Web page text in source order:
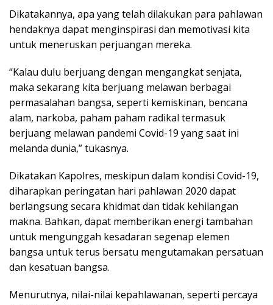
Dikatakannya, apa yang telah dilakukan para pahlawan
hendaknya dapat menginspirasi dan memotivasi kita
untuk meneruskan perjuangan mereka.
“Kalau dulu berjuang dengan mengangkat senjata,
maka sekarang kita berjuang melawan berbagai
permasalahan bangsa, seperti kemiskinan, bencana
alam, narkoba, paham paham radikal termasuk
berjuang melawan pandemi Covid-19 yang saat ini
melanda dunia,” tukasnya.
Dikatakan Kapolres, meskipun dalam kondisi Covid-19,
diharapkan peringatan hari pahlawan 2020 dapat
berlangsung secara khidmat dan tidak kehilangan
makna. Bahkan, dapat memberikan energi tambahan
untuk mengunggah kesadaran segenap elemen
bangsa untuk terus bersatu mengutamakan persatuan
dan kesatuan bangsa.
Menurutnya, nilai-nilai kepahlawanan, seperti percaya